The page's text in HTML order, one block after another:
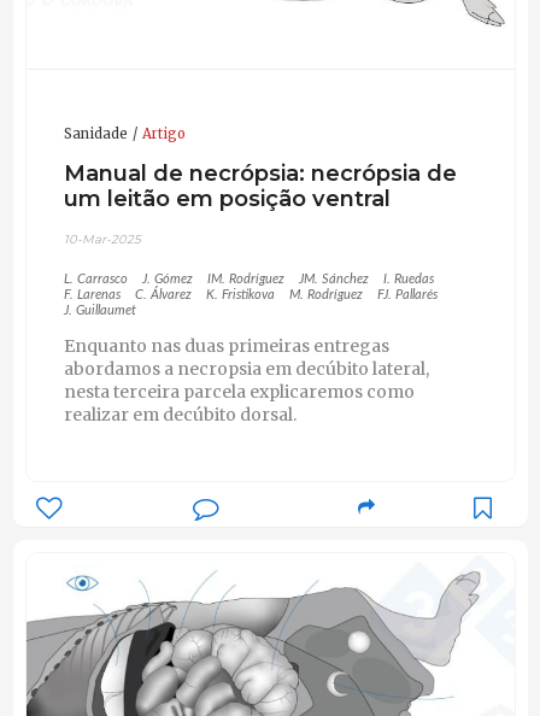
Sanidade Artigo
Manual de necrópsia: necrópsia de
um leitão em posição ventral
10-Mar-2025
L. Carrasco J. Gómez IM. Rodríguez JM. Sánchez
I. Ruedas
F. Larenas
C. Álvarez K. Fristikova M. Rodríguez
FJ. Pallarés
J. Guillaumet
Enquanto nas duas primeiras entregas
abordamos a necropsia em decúbito lateral,
nesta terceira parcela explicaremos como
realizar em decúbito dorsal.